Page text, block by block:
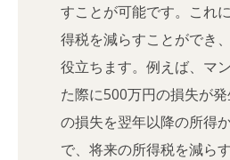
すことが可能です。これ
得税を減らすことができ
役立ちます。例えば、マ
た際に500万円の損失が
の損失を翌年以降の所得
で、将来の所得税を減ら